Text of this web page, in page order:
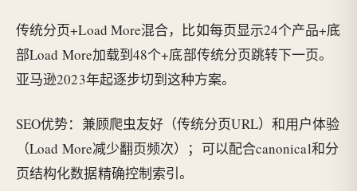
传统分页+Load More混合，比如每页显示24个产品+底
部Load More加载到48个+底部传统分页跳转下一页。
亚马逊2023年起逐步切到这种方案。
SEO优势：兼顾爬虫友好（传统分页URL）和用户体验
（Load More减少翻页频次）；可以配合canonical和分
页结构化数据精确控制索引。